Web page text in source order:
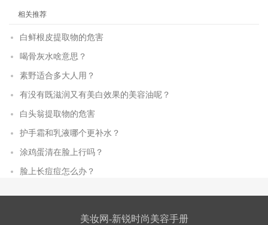
相关推荐
白鲜根皮提取物的危害
喝骨灰水啥意思？
素野适合多大人用？
有没有既滋润又有美白效果的美容油呢？
白头翁提取物的危害
护手霜和乳液哪个更补水？
涂鸡蛋清在脸上行吗？
脸上长痘痘怎么办？
美妆网-新锐时尚美容手册